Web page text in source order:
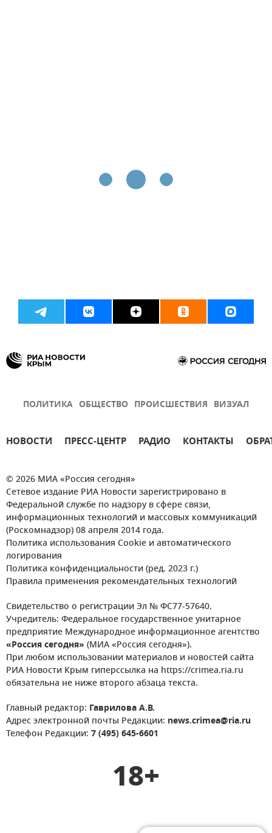
ПОЛИТИКА ОБЩЕСТВО ПРОИСШЕСТВИЯ ВИЗУАЛ
НОВОСТИ ПРЕСС-ЦЕНТР РАДИО КОНТАКТЫ
© 2026 МИА «Россия сегодня»
Сетевое издание РИА Новости зарегистрировано в
Федеральной службе по надзору в сфере связи,
информационных технологий и массовых коммуникаций
(Роскомнадзор) 08 апреля 2014 года.
Политика использования Cookie и автоматического
логирования
Политика конфиденциальности (ред. 2023 г.)
Правила применения рекомендательных технологий
Свидетельство о регистрации Эл № ФС77-57640.
Учредитель: Федеральное государственное унитарное
предприятие Международное информационное агентство
«Россия сегодня» (МИА «Россия сегодня»).
При любом использовании материалов и новостей сайта
РИА Новости Крым гиперссылка на https://crimea.ria.ru
обязательна не ниже второго абзаца текста.
Главный редактор: Гаврилова А.В.
Адрес электронной почты Редакции: news.crimea@ria.ru
Телефон Редакции: 7 (495) 645-6601
18+